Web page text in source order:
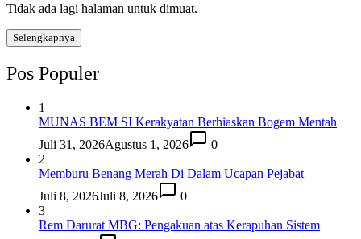
Tidak ada lagi halaman untuk dimuat.
Selengkapnya
Pos Populer
1
MUNAS BEM SI Kerakyatan Berhiaskan Bogem Mentah
Juli 31, 2026Agustus 1, 2026
0
2
Memburu Benang Merah Di Dalam Ucapan Pejabat
Juli 8, 2026Juli 8, 2026
0
3
Rem Darurat MBG: Pengakuan atas Kerapuhan Sistem